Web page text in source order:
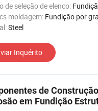
de seleção de elenco: Fundição
moldagem: Fundição por
Steel
Inquérito
de
em Fundição